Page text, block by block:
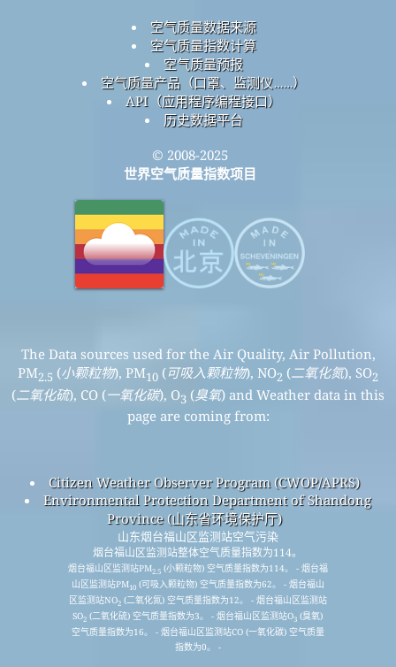
空气质量数据来源
空气质量指数计算
空气质量预报
空气质量产品（口罩、监测仪……）
API（应用程序编程接口）
历史数据平台
© 2008-2025
世界空气质量指数项目
The Data sources used for the Air Quality, Air Pollution,
PM2.5 (小颗粒物), PM10 (可吸入颗粒物), NO2 (二氧化氮), SO2
(二氧化硫), CO (一氧化碳), O3 (臭氧) and Weather data in this
page are coming from:
Citizen Weather Observer Program (CWOP/APRS)
Environmental Protection Department of Shandong
Province (山东省环境保护厅)
山东烟台福山区监测站空气污染
烟台福山区监测站整体空气质量指数为114。
烟台福山区监测站PM2.5(小颗粒物) 空气质量指数为114。 - 烟台福
山区监测站PM10(可吸入颗粒物) 空气质量指数为62。 - 烟台福山
区监测站NO2(二氧化氮) 空气质量指数为12。 - 烟台福山区监测站
SO2 (二氧化硫) 空气质量指数为3。 - 烟台福山区监测站O3 (臭氧)
空气质量指数为16。 - 烟台福山区监测站CO (一氧化碳) 空气质量
指数为0。 -